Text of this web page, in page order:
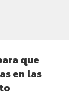
que
en las